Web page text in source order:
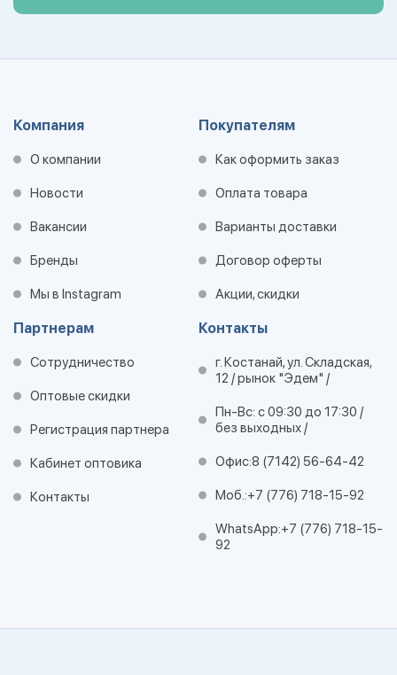
Компания
О компании
Новости
Вакансии
Бренды
Мы в Instagram
Покупателям
Как оформить заказ
Оплата товара
Варианты доставки
Договор оферты
Акции, скидки
Партнерам
Сотрудничество
Оптовые скидки
Регистрация партнера
Кабинет оптовика
Контакты
Контакты
г. Костанай, ул. Складская,
12 / рынок "Эдем" /
Пн-Вс: с 09:30 до 17:30 /
без выходных /
Офис:8 (7142) 56-64-42
Моб.:+7 (776) 718-15-92
WhatsApp:+7 (776) 718-15-
92